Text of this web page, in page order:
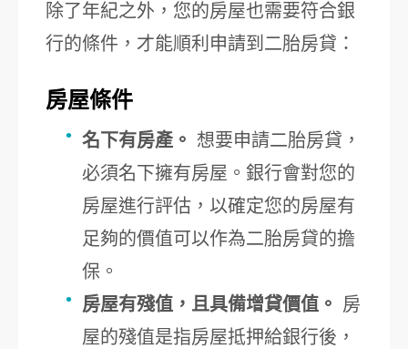
除了年紀之外，您的房屋也需要符合銀
行的條件，才能順利申請到二胎房貸：
房屋條件
名下有房產。 想要申請二胎房貸，
必須名下擁有房屋。銀行會對您的
房屋進行評估，以確定您的房屋有
足夠的價值可以作為二胎房貸的擔
保。
房屋有殘值，且具備增貸價值。 房
屋的殘值是指房屋抵押給銀行後，